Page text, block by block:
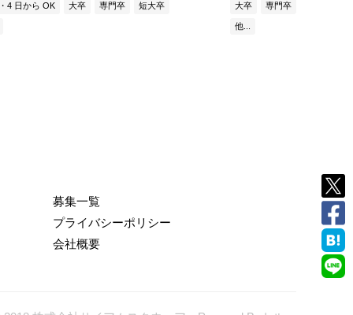
4 日から OK 大卒 専門卒 短大卒 大卒 専門卒
他...
募集一覧
プライバシーポリシー
会社概要